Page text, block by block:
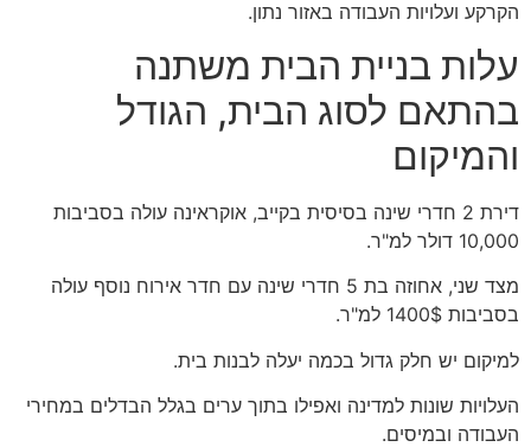
הקרקע ועלויות העבודה באזור נתון.
עלות בניית הבית משתנה
בהתאם לסוג הבית, הגודל
והמיקום
דירת 2 חדרי שינה בסיסית בקייב, אוקראינה עולה בסביבות
10,000 דולר למ"ר.
מצד שני, אחוזה בת 5 חדרי שינה עם חדר אירוח נוסף עולה
בסביבות 1400$ למ"ר.
למיקום יש חלק גדול בכמה יעלה לבנות בית.
העלויות שונות למדינה ואפילו בתוך ערים בגלל הבדלים במחירי
העבודה ובמיסים.